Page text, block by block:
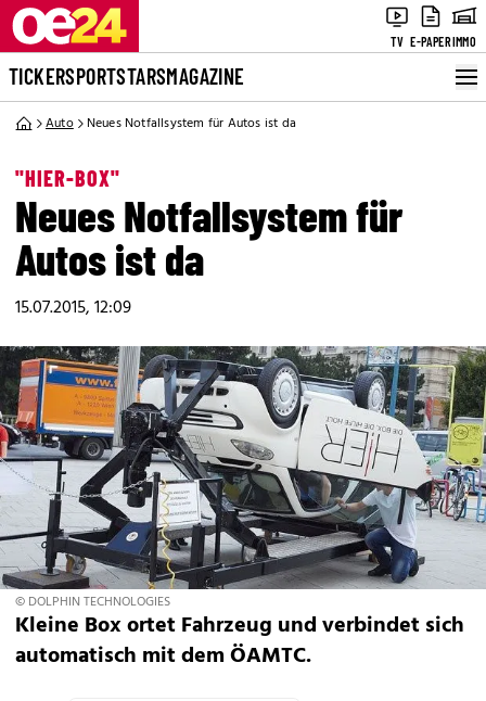
TV E-PAPERIMMO
TICKERSPORTSTARSMAGAZINE
Auto Neues Notfallsystem für Autos ist da
"HIER-BOX"
Neues Notfallsystem für
Autos ist da
15.07.2015, 12:09
© DOLPHIN TECHNOLOGIES
Kleine Box ortet Fahrzeug und verbindet sich
automatisch mit dem ÖAMTC.